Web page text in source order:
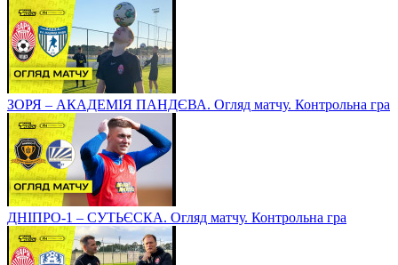
ЗОРЯ – АКАДЕМІЯ ПАНДЄВА. Огляд матчу. Контрольна гра
ДНІПРО-1 – СУТЬЄСКА. Огляд матчу. Контрольна гра